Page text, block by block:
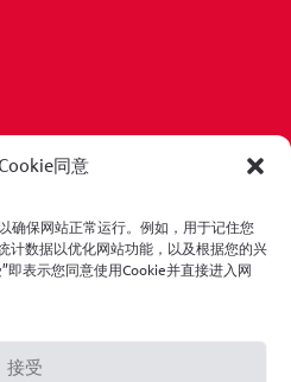
同意
确保网站正常运行。例如，用于记住您
计数据以优化网站功能，以及根据您的兴
即表示您同意使用Cookie并直接进入网
接受
S.A.保留所有权利。